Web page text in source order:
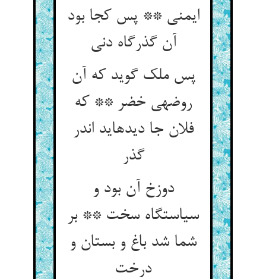
ایمنی ** پس کجا بود
آن گذرگاه دنی‏
پس ملک گوید که آن
روضه‏ی خضر ** که
فلان جا دیده‏اید اندر
گذر
دوزخ آن بود و
سیاستگاه سخت ** بر
شما شد باغ و بستان و
درخت‏